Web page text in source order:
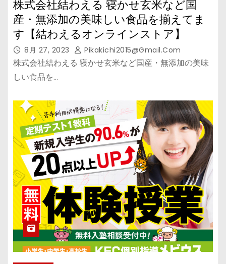
株式会社結わえる 寝かせ玄米など国
産・無添加の美味しい食品を揃えてま
す【結わえるオンラインストア】
8月 27, 2023 Pikakichi2015@gmail.com
株式会社結わえる 寝かせ玄米など国産・無添加の美味
しい食品を…